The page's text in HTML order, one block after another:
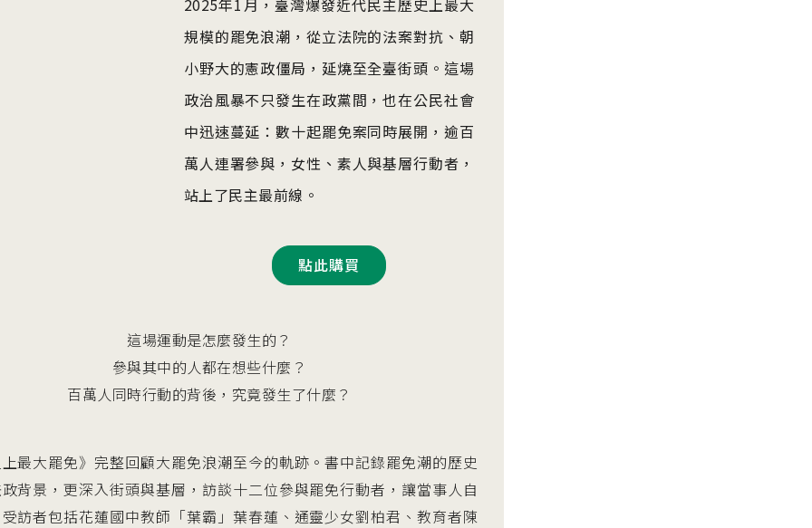
2025年1月，臺灣爆發近代民主歷史上最大
規模的罷免浪潮，從立法院的法案對抗、朝
小野大的憲政僵局，延燒至全臺街頭。這場
政治風暴不只發生在政黨間，也在公民社會
中迅速蔓延：數十起罷免案同時展開，逾百
萬人連署參與，女性、素人與基層行動者，
站上了民主最前線。
點此購買
這場運動是怎麼發生的？
參與其中的人都在想些什麼？
百萬人同時行動的背後，究竟發生了什麼？
最大罷免》完整回顧大罷免浪潮至今的軌跡。書中記錄罷免潮的歷史
背景，更深入街頭與基層，訪談十二位參與罷免行動者，讓當事人自
訪者包括花蓮國中教師「葉霸」葉春蓮、通靈少女劉柏君、教育者陳